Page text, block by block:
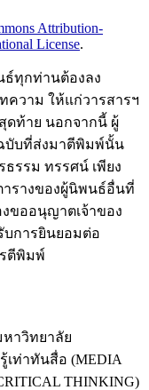
Attribution-
License.
ธ์ทุกท่านต้องลง
วาม ให้แก่วารสารฯ
ท้าย นอกจากนี้ ผู้
บับที่ส่งมาตีพิมพ์นั้น
รรม ทรรศน์ เพียง
ารางของผู้นิพนธ์อื่นที่
ขออนุญาตเจ้าของ
การยินยอมต่อ
ตีพิมพ์
าวิทยาลัย
เท่าทันสื่อ (MEDIA
THINKING)